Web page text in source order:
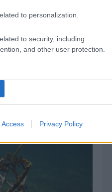
to personalization.
to security, including
and other user protection.
Access Privacy Policy